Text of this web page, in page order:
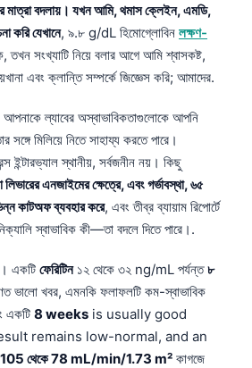
মাত্রা বদলায়। যখন আমি, থমাস ক্লেইন, এমডি,
করি যেখানে, ৯.৮ g/dL হিমোগ্লোবিন লক্ষণ-
তখন সংখ্যাটি নিয়ে বলার আগে আমি শ্বাসকষ্ট,
এবং ক্লান্তি সম্পর্কে জিজ্ঞেস করি; আমাদের.
ল্যাবের অস্বাভাবিকতাগুলোকে আপনি
মিলিয়ে নিতে সাহায্য করতে পারে।
ইন্টারভ্যাল স্থানীয়, সর্বজনীন নয়। কিছু
এনজাইমের ক্ষেত্রে, এবং গর্ভাবস্থা, ৬৫
কাটঅফ ব্যবহার করে, এবং তীব্র ব্যায়াম রিপোর্টে
স্বাভাবিক কী—তা বদলে দিতে পারে।.
একটি ফেরিটিন১২ থেকে ৩২ ng/mL পর্যন্ত৮
ভালো খবর, এমনকি ফলাফলটি কম-স্বাভাবিক
একটি 8 weeks is usually good
remains low-normal, and an
105 থেকে 78 mL/min/1.73 m² কাগজে